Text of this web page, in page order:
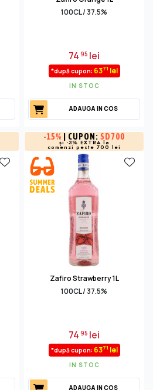
100CL / 37.5%
7495 lei
*după cupon: 6371 lei
IN STOC
ADAUGA IN COS
-15% | CUPON: SD700
și -3% EXTRA la
comenzi peste 700 lei
Zafiro Strawberry 1L
100CL / 37.5%
7495 lei
*după cupon: 6371 lei
IN STOC
ADAUGA IN COS